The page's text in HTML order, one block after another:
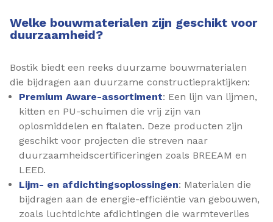
Welke bouwmaterialen zijn geschikt voor
duurzaamheid?
Bostik biedt een reeks duurzame bouwmaterialen
die bijdragen aan duurzame constructiepraktijken:​
Premium Aware-assortiment: Een lijn van lijmen,
kitten en PU-schuimen die vrij zijn van
oplosmiddelen en ftalaten. Deze producten zijn
geschikt voor projecten die streven naar
duurzaamheidscertificeringen zoals BREEAM en
LEED. ​
Lijm- en afdichtingsoplossingen: Materialen die
bijdragen aan de energie-efficiëntie van gebouwen,
zoals luchtdichte afdichtingen die warmteverlies